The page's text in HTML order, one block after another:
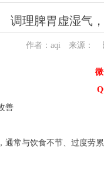
调理脾胃虚湿气
作者：aqi 来源：
善
常与饮食不节、过度劳